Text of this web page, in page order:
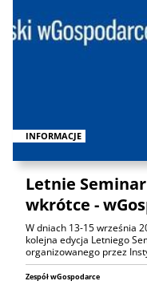
INFORMACJE
Letnie
wkrótce -
W dniach 13-15 września
kolejna edycja Letniego
organizowanego przez
Zespół wGospodarce